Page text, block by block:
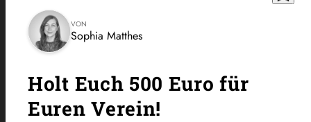
VON
Sophia Matthes
Holt Euch 500 Euro für
Euren Verein!